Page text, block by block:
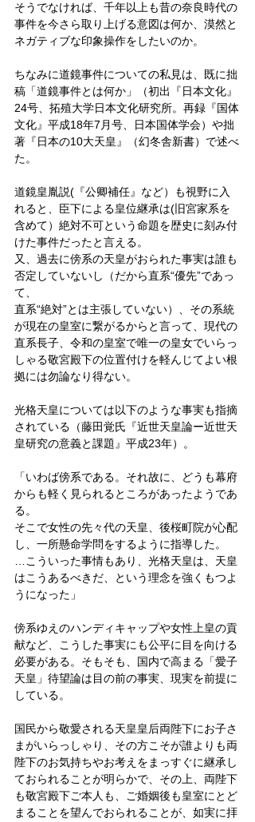
そうでなければ、千年以上も昔の奈良時代の
事件を今さら取り上げる意図は何か、漠然と
ネガティブな印象操作をしたいのか。
ちなみに道鏡事件についての私見は、既に拙
稿「道鏡事件とは何か」（初出『日本文化』
24号、拓殖大学日本文化研究所。再録『国体
文化』平成18年7月号、日本国体学会）や拙
著『日本の10大天皇』（幻冬舎新書）で述べ
た。
道鏡皇胤説(『公卿補任』など）も視野に入
れると、臣下による皇位継承は(旧宮家系を
含めて）絶対不可という命題を歴史に刻み付
けた事件だったと言える。
又、過去に傍系の天皇がおられた事実は誰も
否定していないし（だから直系“優先”であっ
て、
直系“絶対”とは主張していない）、その系統
が現在の皇室に繋がるからと言って、現代の
直系長子、令和の皇室で唯一の皇女でいらっ
しゃる敬宮殿下の位置付けを軽んじてよい根
拠には勿論なり得ない。
光格天皇については以下のような事実も指摘
されている（藤田覚氏『近世天皇論ー近世天
皇研究の意義と課題』平成23年）。
「いわば傍系である。それ故に、どうも幕府
からも軽く見られるところがあったようであ
る。
そこで女性の先々代の天皇、後桜町院が心配
し、一所懸命学問をするように指導した。
…こういった事情もあり、光格天皇は、天皇
はこうあるべきだ、という理念を強くもつよ
うになった」
傍系ゆえのハンディキャップや女性上皇の貢
献など、こうした事実にも公平に目を向ける
必要がある。そもそも、国内で高まる「愛子
天皇」待望論は目の前の事実、現実を前提に
している。
国民から敬愛される天皇皇后両陛下にお子さ
まがいらっしゃり、その方こそが誰よりも両
陛下のお気持ちやお考えをまっすぐに継承し
ておられることが明らかで、その上、両陛下
も敬宮殿下ご本人も、ご婚姻後も皇室にとど
まることを望んでおられることが、如実に拝